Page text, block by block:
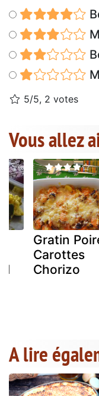
5/5, 2 votes
Vous allez
Gratin
Carottes
Chorizo
A lire